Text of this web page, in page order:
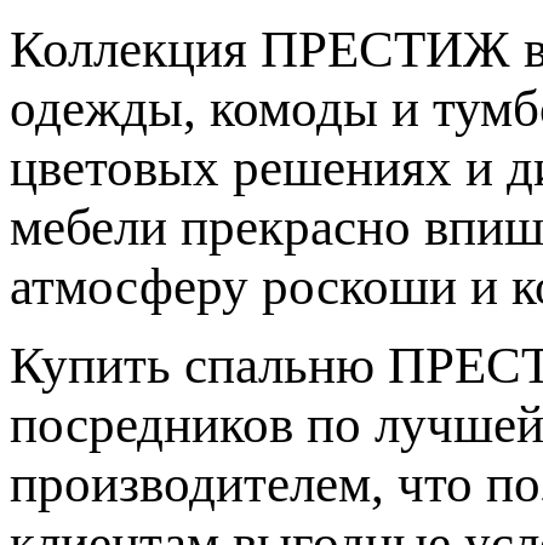
Коллекция ПРЕСТИЖ
одежды, комоды и
цветовых решениях и
мебели прекрасно
атмосферу роскоши и
Купить спальню
посредников по
производителем, что